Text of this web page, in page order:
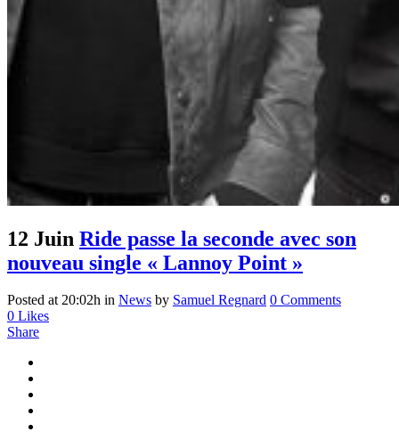
12 Juin Ride passe la seconde avec son
nouveau single « Lannoy Point »
Posted at 20:02h in News by Samuel Regnard 0 Comments
0 Likes
Share